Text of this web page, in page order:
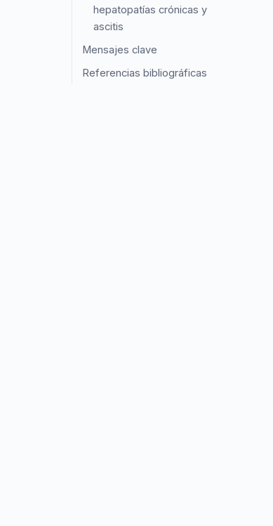
hepatopatías crónicas y
ascitis
Mensajes clave
Referencias bibliográficas